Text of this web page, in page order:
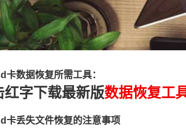
卡数据恢复所需工具：
红字下载最新版数据恢复工
卡丢失文件恢复的注意事项